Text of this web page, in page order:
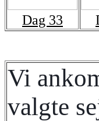
Dag 33
Vi
valgte